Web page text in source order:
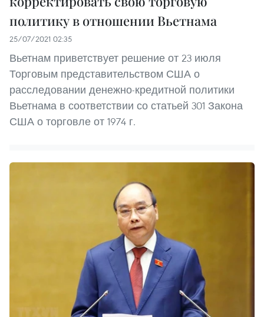
политику в отношении Вьетнама
25/07/2021 02:35
Вьетнам приветствует решение от 23 июля
Торговым представительством США о
расследовании денежно-кредитной политики
Вьетнама в соответствии со статьей 301 Закона
США о торговле от 1974 г.